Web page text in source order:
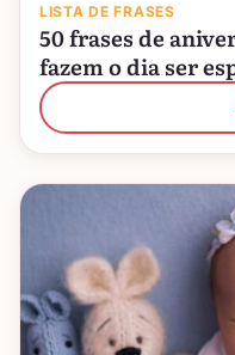
LISTA DE FRASES
50 frases de
fazem o dia ser